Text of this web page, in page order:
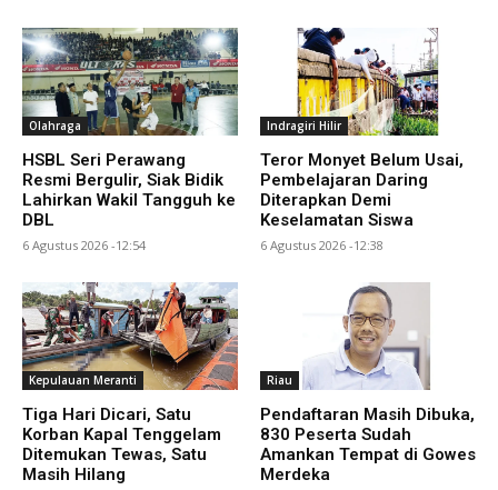
Olahraga
HSBL Seri Perawang
Resmi Bergulir, Siak Bidik
Lahirkan Wakil Tangguh ke
DBL
6 Agustus 2026 -12:54
Indragiri Hilir
Teror Monyet Belum Usai,
Pembelajaran Daring
Diterapkan Demi
Keselamatan Siswa
6 Agustus 2026 -12:38
Kepulauan Meranti
Tiga Hari Dicari, Satu
Korban Kapal Tenggelam
Ditemukan Tewas, Satu
Masih Hilang
Riau
Pendaftaran Masih Dibuka,
830 Peserta Sudah
Amankan Tempat di Gowes
Merdeka